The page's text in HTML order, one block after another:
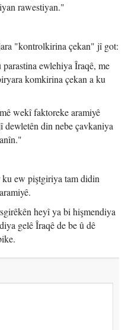
rawestiyan."
"kontrolkirina çekan" jî got:
ewlehiya Îraqê, me
komkirina çekan a ku
wekî faktoreke aramiyê
din nebe çavkaniya
ew piştgiriya tam didin
heyî ya bi hişmendiya
gelê Îraqê de be û dê